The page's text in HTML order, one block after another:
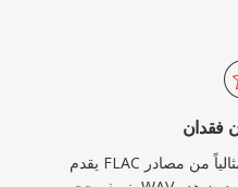
فقدان
يقدم FLAC صوتاً مثالياً من مصادر M2TS بجودة Blu-ray